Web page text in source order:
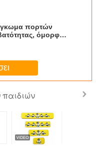
πορτών
όμορφος